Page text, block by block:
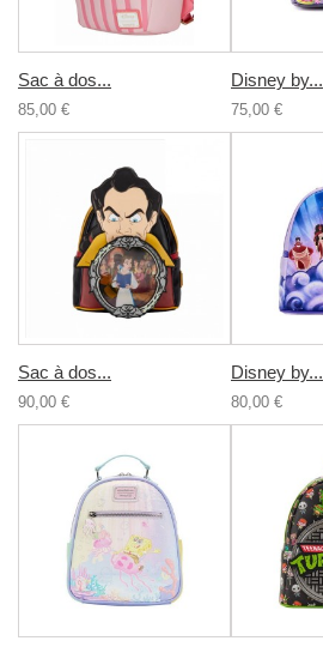
Sac à dos...
85,00 €
Disney by...
75,00 €
Sac à dos...
90,00 €
Disney by...
80,00 €